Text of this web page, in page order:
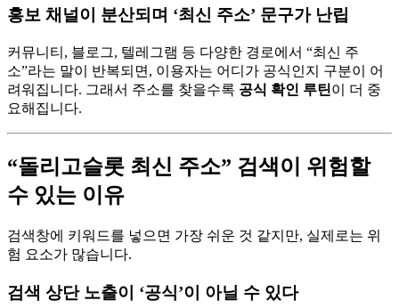
홍보 채널이 분산되며 ‘최신 주소’ 문구가 난립
커뮤니티, 블로그, 텔레그램 등 다양한 경로에서 “최신 주
소”라는 말이 반복되면, 이용자는 어디가 공식인지 구분이 어
려워집니다. 그래서 주소를 찾을수록 공식 확인 루틴이 더 중
요해집니다.
“돌리고슬롯 최신 주소” 검색이 위험할
수 있는 이유
검색창에 키워드를 넣으면 가장 쉬운 것 같지만, 실제로는 위
험 요소가 많습니다.
검색 상단 노출이 ‘공식’이 아닐 수 있다